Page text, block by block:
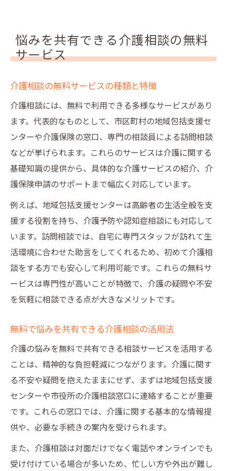
悩みを共有できる介護相談の無料
サービス
介護相談の無料サービスの種類と特徴
介護相談には、無料で利用できる多様なサービスがあり
ます。代表的なものとして、市区町村の地域包括支援セ
ンターや介護保険の窓口、専門の相談員による訪問相談
などが挙げられます。これらのサービスは介護に関する
基礎知識の提供から、具体的な介護サービスの紹介、介
護保険申請のサポートまで幅広く対応しています。
例えば、地域包括支援センターは高齢者の生活全般を支
援する役割を持ち、介護予防や認知症相談にも対応して
います。訪問相談では、自宅に専門スタッフが訪れて生
活環境に合わせた助言をしてくれるため、初めて介護相
談をする方でも安心して利用可能です。これらの無料サ
ービスは専門性が高いことが特徴で、介護の疑問や不安
を気軽に相談できる点が大きなメリットです。
無料で悩みを共有できる介護相談の活用法
介護の悩みを無料で共有できる相談サービスを活用する
ことは、精神的な負担軽減につながります。介護に関す
る不安や疑問を抱えたままにせず、まずは地域包括支援
センターや市役所の介護相談窓口に連絡することが重要
です。これらの窓口では、介護に関する基本的な情報提
供や、必要な手続きの案内を受けられます。
また、介護相談は対面だけでなく電話やオンラインでも
受け付けている場合が多いため、忙しい方や外出が難し